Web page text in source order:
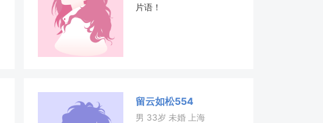
片语！
留云如松554
男 33岁 未婚 上海